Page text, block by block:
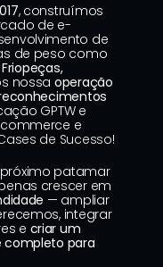
, construímos
de e-
de
nossa operação
GPTW e
e
de Sucesso!
patamar
crescer em
— ampliar
integrar
e criar um
para